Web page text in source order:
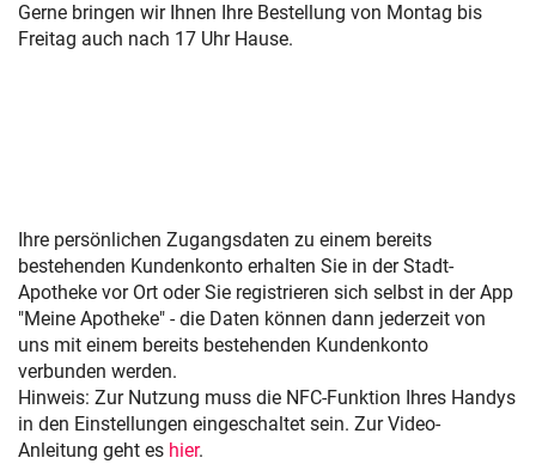
Gerne bringen wir Ihnen Ihre Bestellung von Montag bis
Freitag auch nach 17 Uhr Hause.
Ihre persönlichen Zugangsdaten zu einem bereits
bestehenden Kundenkonto erhalten Sie in der Stadt-
Apotheke vor Ort oder Sie registrieren sich selbst in der App
"Meine Apotheke" - die Daten können dann jederzeit von
uns mit einem bereits bestehenden Kundenkonto
verbunden werden.
Hinweis: Zur Nutzung muss die NFC-Funktion Ihres Handys
in den Einstellungen eingeschaltet sein. Zur Video-
Anleitung geht es hier.